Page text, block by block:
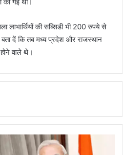
की सब्सिडी भी 200 रुपये से
दें कि तब मध्य प्रदेश और राजस्थान
वाले थे।